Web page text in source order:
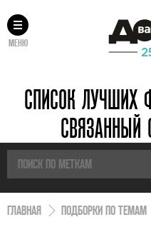
МЕНЮ
СПИСОК
СВЯЗАННЫЙ
ГЛАВНАЯ ПОДБОРКИ ПО ТЕМАМ